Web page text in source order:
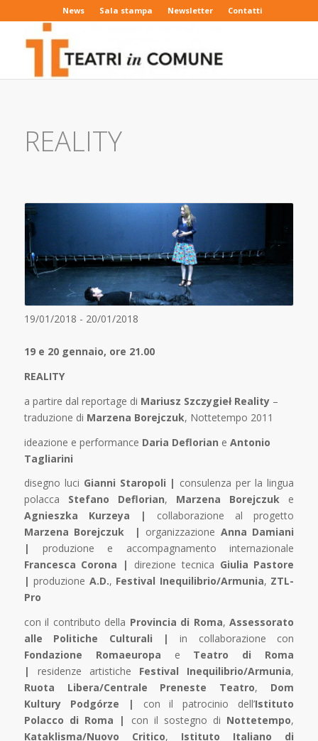
News Sala stampa Newsletter Contatti
REALITY
19/01/2018 - 20/01/2018
19 e 20 gennaio, ore 21.00
REALITY
a partire dal reportage di Mariusz Szczygieł Reality–
traduzione di Marzena Borejczuk, Nottetempo 2011
ideazione e performance Daria Deflorian e Antonio
Tagliarini
disegno luci Gianni Staropoli | consulenza per la lingua
polacca Stefano Deflorian, Marzena Borejczuk e
Agnieszka Kurzeya | collaborazione al progetto
Marzena Borejczuk | organizzazione Anna Damiani
|produzione e accompagnamento internazionale
Francesca Corona | direzione tecnica Giulia Pastore
|produzione A.D., Festival Inequilibrio/Armunia, ZTL-
Pro
con il contributo della Provincia di Roma,Assessorato
alle Politiche Culturali |in collaborazione con
Fondazione Romaeuropa e Teatro di Roma
| residenze artistiche Festival Inequilibrio/Armunia,
Ruota Libera/Centrale Preneste Teatro, Dom
Kultury Podgórze | con il patrocinio dell’Istituto
Polacco di Roma | con il sostegno di Nottetempo,
Kataklisma/Nuovo Critico, Istituto Italiano di